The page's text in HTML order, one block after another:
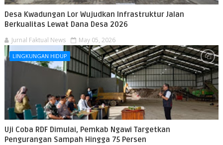
Desa Kwadungan Lor Wujudkan Infrastruktur Jalan
Berkualitas Lewat Dana Desa 2026
Jurnal Faktual News May 05, 2026
LINGKUNGAN HIDUP
Uji Coba RDF Dimulai, Pemkab Ngawi Targetkan
Pengurangan Sampah Hingga 75 Persen